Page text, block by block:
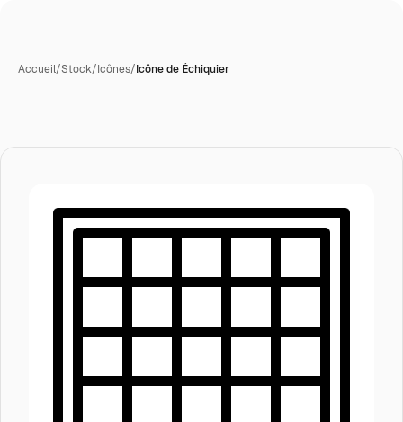
Accueil/Stock/Icônes/Icône de Échiquier